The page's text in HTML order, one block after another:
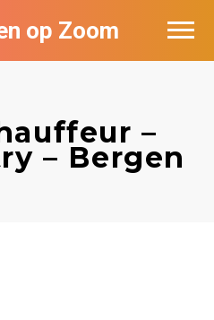
op Zoom
–
– Bergen
Bergen op